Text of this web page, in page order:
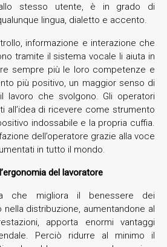
stesso utente, è in grado di
lingua, dialetto e accento.
informazione e interazione che
tramite il sistema vocale li aiuta in
sempre più le loro competenze e
più positivo, un maggior senso di
lavoro che svolgono. Gli operatori
all’idea di ricevere come strumento
indossabile e la propria cuffia.
dell’operatore grazie alla voce
in tutto il mondo.
del lavoratore
che migliora il benessere dei
distribuzione, aumentandone al
apporta enormi vantaggi
Perciò ridurre al minimo il